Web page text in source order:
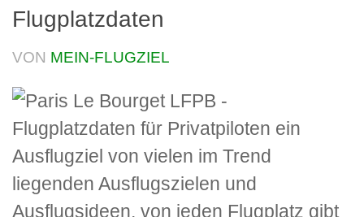
Flugplatzdaten
VON MEIN-FLUGZIEL